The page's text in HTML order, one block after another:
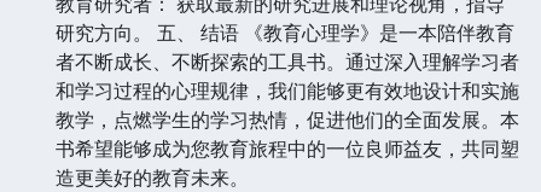
研究方向。 五、 结语 《教育心理学》是一本陪伴教育
者不断成长、不断探索的工具书。通过深入理解学习者
和学习过程的心理规律，我们能够更有效地设计和实施
教学，点燃学生的学习热情，促进他们的全面发展。本
书希望能够成为您教育旅程中的一位良师益友，共同塑
造更美好的教育未来。